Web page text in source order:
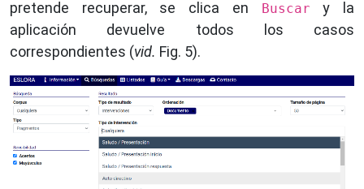
pretende recuperar, se clica en
Buscar y la
aplicación devuelve todos los casos
correspondientes (vid. Fig. 5).